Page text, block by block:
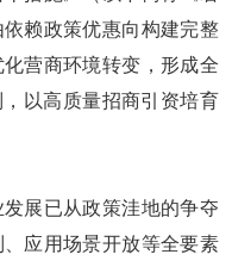
赖政策优惠向构建完整
营商环境转变，形成全
以高质量招商引资培育
展已从政策洼地的争夺
应用场景开放等全要素